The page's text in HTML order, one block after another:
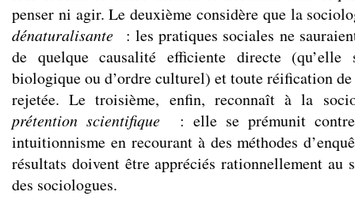
penser ni agir. Le deuxième considère que la
dénaturalisante
: les pratiques sociales ne
de quelque causalité efficiente directe (qu’elle
biologique ou d’ordre culturel) et toute réification
rejetée. Le troisième, enfin, reconnaît à la
prétention scientifique
: elle se prémunit
intuitionnisme en recourant à des méthodes
résultats doivent être appréciés rationnellement au
des sociologues.